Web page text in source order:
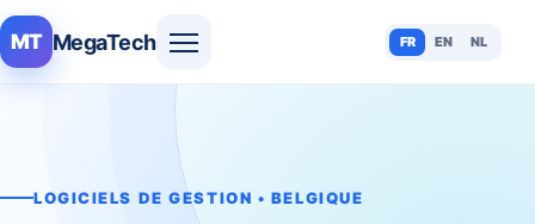
MT MegaTech FR EN NL
LOGICIELS DE GESTION • BELGIQUE